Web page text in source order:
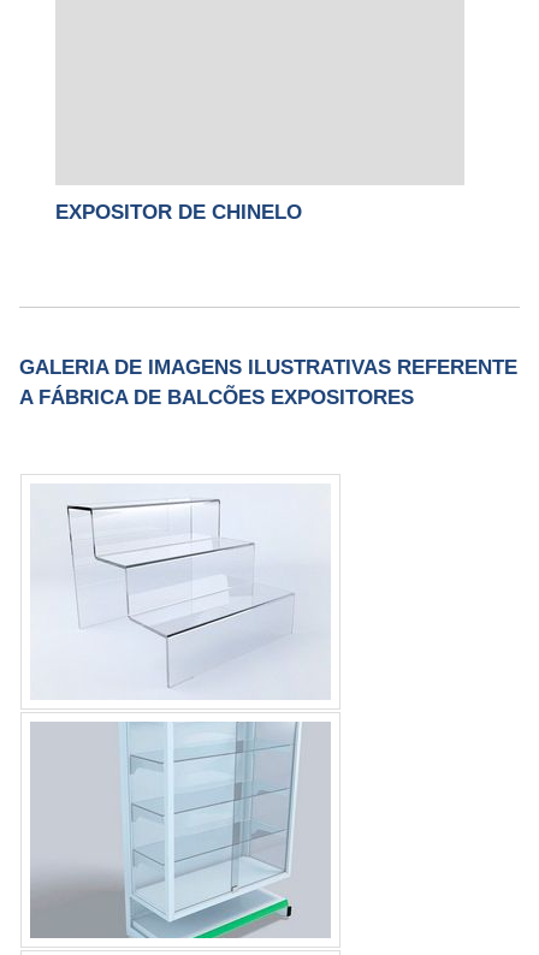
EXPOSITOR DE CHINELO
GALERIA DE IMAGENS ILUSTRATIVAS REFERENTE
A FÁBRICA DE BALCÕES EXPOSITORES